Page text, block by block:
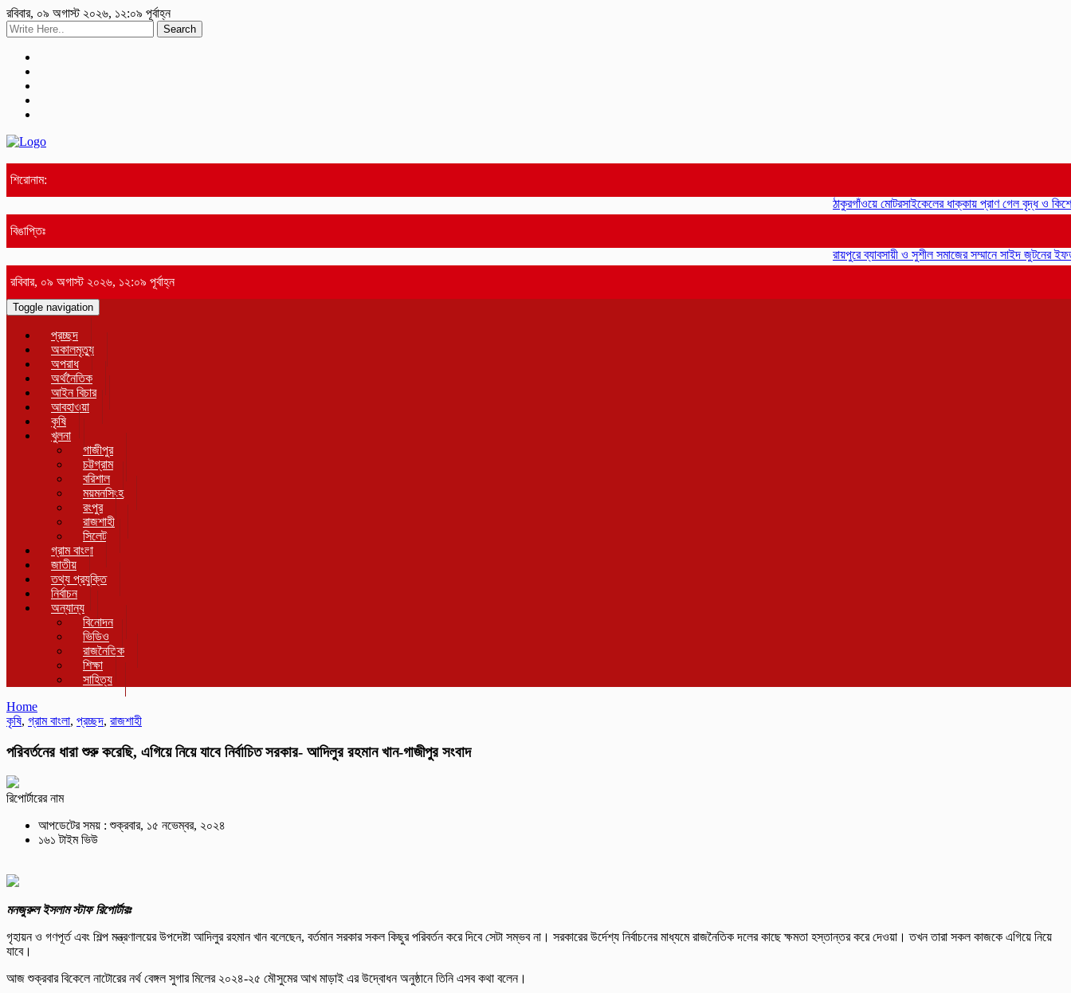
রবিবার, ০৯ অগাস্ট ২০২৬, ১২:০৯ পূর্বাহ্ন
Search
শিরোনাম:
ঠাকুরগাঁওয়ে মোটরসাইকেলের ধাক্কায় প্রাণ গেল বৃদ্ধ ও
বিঙাপ্তিঃ
রায়পুরে ব্যাবসায়ী ও সুশীল সমাজের সম্মানে সাইদ জুটনের ইফতার
রবিবার, ০৯ অগাস্ট ২০২৬, ১২:০৯ পূর্বাহ্ন
Toggle navigation
প্রচ্ছদ
অকালমৃত্যু
অপরাধ
অর্থনৈতিক
আইন বিচার
আবহাওয়া
কৃষি
খুলনা
গাজীপুর
চট্টগ্রাম
বরিশাল
ময়মনসিংহ
রংপুর
রাজশাহী
সিলেট
গ্রাম বাংলা
জাতীয়
তথ্য প্রযুক্তি
নির্বাচন
অন্যান্য
বিনোদন
ভিডিও
রাজনৈতিক
শিক্ষা
সাহিত্য
Home
কৃষি, গ্রাম বাংলা, প্রচ্ছদ, রাজশাহী
পরিবর্তনের ধারা শুরু করেছি, এগিয়ে নিয়ে যাবে নির্বাচিত সরকার- আদিলুর রহমান খান-গাজীপুর সংবাদ
রিপোর্টারের নাম
আপডেটের সময় : শুক্রবার, ১৫ নভেম্বর, ২০২৪
১৬১ টাইম ভিউ
মনজুরুল ইসলাম স্টাফ রিপোর্টারঃ
গৃহায়ন ও গণপূর্ত এবং শিল্প মন্ত্রণালয়ের উপদেষ্টা আদিলুর রহমান খান বলেছেন, বর্তমান সরকার সকল কিছুর পরিবর্তন করে দিবে সেটা সম্ভব না। সরকারের উর্দেশ্য নির্বাচনের মাধ্যমে রাজনৈতিক দলের কাছে ক্ষমতা হস্তান্তর করে দেওয়া। তখন তারা সকল কাজকে এগিয়ে নিয়ে
যাবে।
আজ শুক্রবার বিকেলে নাটোরের নর্থ বেঙ্গল সুগার মিলের ২০২৪-২৫ মৌসুমের আখ মাড়াই এর উদ্বোধন অনুষ্ঠানে তিনি এসব কথা বলেন।